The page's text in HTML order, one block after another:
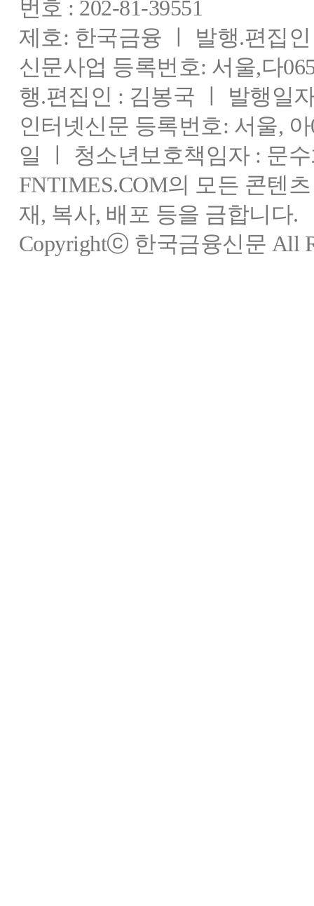
번호 : 202-81-39551
제호: 한국금융 ㅣ 발행.편집
신문사업 등록번호: 서울,다
행.편집인 : 김봉국 ㅣ 발행일
인터넷신문 등록번호: 서울,
일 ㅣ 청소년보호책임자 : 문
FNTIMES.COM의 모든 콘텐
재, 복사, 배포 등을 금합니다.
Copyrightⓒ 한국금융신문 All